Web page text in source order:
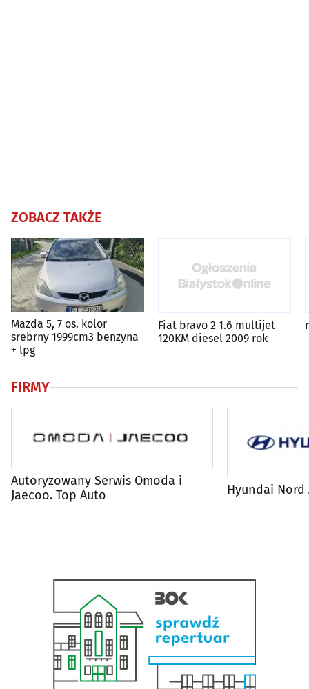
ZOBACZ TAKŻE
Mazda 5, 7 os. kolor
srebrny 1999cm3 benzyna
+ lpg
Fiat bravo 2 1.6 multijet
120KM diesel 2009 rok
FIRMY
Autoryzowany Serwis Omoda i
Jaecoo. Top Auto
Hyundai Nord